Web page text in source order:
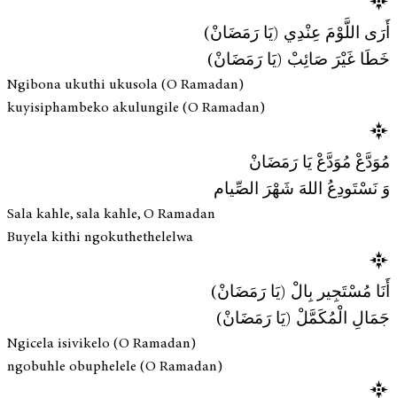
أَرَى اللَّوْمَ عِنْدِي (يَا رَمَضَانْ)
خَطَا غَيْرَ صَائِبْ (يَا رَمَضَانْ)
Ngibona ukuthi ukusola (O Ramadan)
kuyisiphambeko akulungile (O Ramadan)
مُوَدَّعْ مُوَدَّعْ يَا رَمَضَانْ
وَ نَسْتَودِعُ اللهَ شَهْرَ الصِّيام
Sala kahle, sala kahle, O Ramadan
Buyela kithi ngokuthethelelwa
أَنَا مُسْتَجِير بِالْ (يَا رَمَضَانْ)
جَمَالِ الْمُكَمَّلْ (يَا رَمَضَانْ)
Ngicela isivikelo (O Ramadan)
ngobuhle obuphelele (O Ramadan)